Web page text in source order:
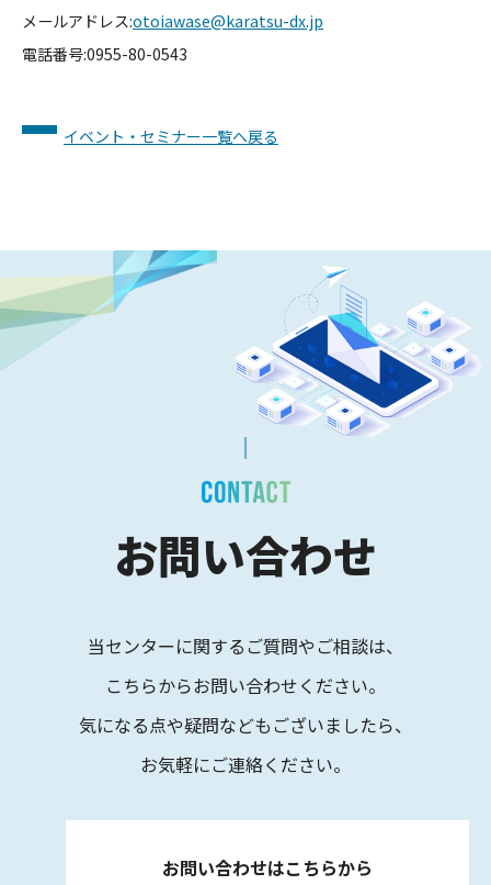
メールアドレス:otoiawase@karatsu-dx.jp
電話番号:0955-80-0543
イベント・セミナー一覧へ戻る
お問い合わせ
当センターに関するご質問やご相談は、
こちらからお問い合わせください。
気になる点や疑問などもございましたら、
お気軽にご連絡ください。
お問い合わせはこちらから